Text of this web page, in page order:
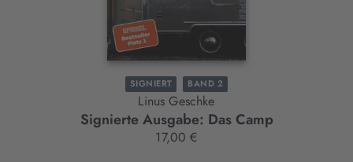
SIGNIERT BAND 2
Linus Geschke
Signierte Ausgabe: Das Camp
17,00 €